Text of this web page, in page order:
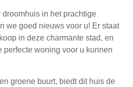
in het prachtige
we goed nieuws voor u! Er staat
in deze charmante stad, en
perfecte woning voor u kunnen
groene buurt, biedt dit huis de